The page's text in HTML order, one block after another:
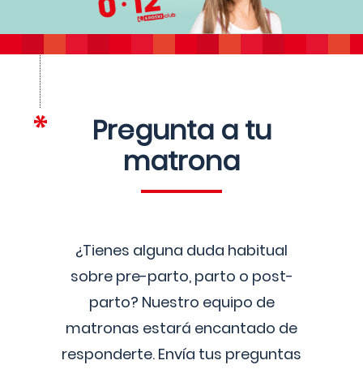
Pregunta a tu
matrona
¿Tienes alguna duda habitual
sobre pre-parto, parto o post-
parto? Nuestro equipo de
matronas estará encantado de
responderte. Envía tus preguntas